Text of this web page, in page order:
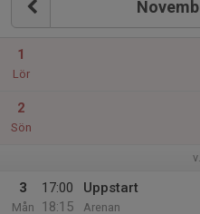
1
Lör
2
Sön
3
Mån
17:00
18:15
Uppstart
Arenan